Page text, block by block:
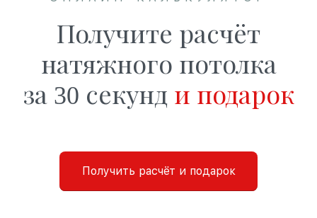
Получите расчёт
натяжного потолка
за 30 секунд и подарок
Получить расчёт и подарок